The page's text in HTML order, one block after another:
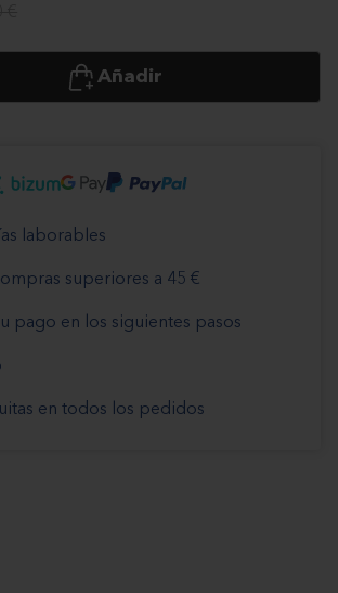
Añadir
laborables
superiores a 45 €
pago en los siguientes pasos
en todos los pedidos